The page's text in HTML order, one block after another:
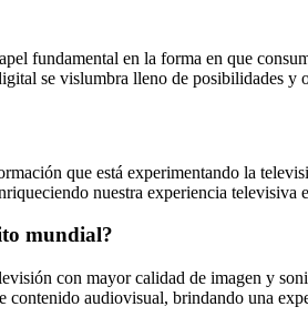
fundamental en la forma en que
se vislumbra lleno de posibilidades y
que está experimentando la
nuestra experiencia televisiva
mundial?
con mayor calidad de imagen y
audiovisual, brindando una